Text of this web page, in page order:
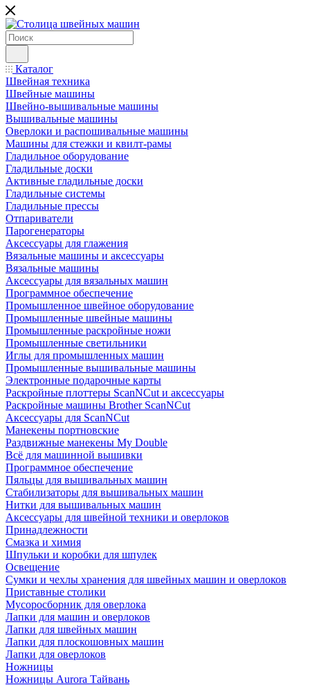
Каталог
Швейная техника
Швейные машины
Швейно-вышивальные машины
Вышивальные машины
Оверлоки и распошивальные машины
Машины для стежки и квилт-рамы
Гладильное оборудование
Гладильные доски
Активные гладильные доски
Гладильные системы
Гладильные прессы
Отпариватели
Парогенераторы
Аксессуары для глажения
Вязальные машины и аксессуары
Вязальные машины
Аксессуары для вязальных машин
Программное обеспечение
Промышленное швейное оборудование
Промышленные швейные машины
Промышленные раскройные ножи
Промышленные светильники
Иглы для промышленных машин
Промышленные вышивальные машины
Электронные подарочные карты
Раскройные плоттеры ScanNCut и аксессуары
Раскройные машины Brother ScanNCut
Аксессуары для ScanNCut
Манекены портновские
Раздвижные манекены My Double
Всё для машинной вышивки
Программное обеспечение
Пяльцы для вышивальных машин
Стабилизаторы для вышивальных машин
Нитки для вышивальных машин
Аксессуары для швейной техники и оверлоков
Принадлежности
Смазка и химия
Шпульки и коробки для шпулек
Освещение
Сумки и чехлы хранения для швейных машин и оверлоков
Приставные столики
Мусоросборник для оверлока
Лапки для машин и оверлоков
Лапки для швейных машин
Лапки для плоскошовных машин
Лапки для оверлоков
Ножницы
Ножницы Aurora Тайвань